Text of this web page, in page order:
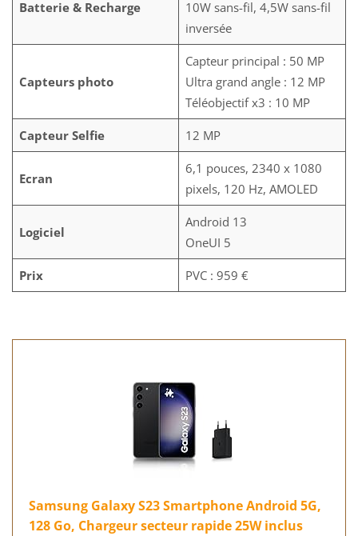
Batterie & Recharge
10W sans-fil, 4,5W sans-fil
inversée
Capteurs photo
Capteur principal : 50 MP
Ultra grand angle : 12 MP
Téléobjectif x3 : 10 MP
Capteur Selfie 12 MP
Ecran
6,1 pouces, 2340 x 1080
pixels, 120 Hz, AMOLED
Logiciel
Android 13
OneUI 5
Prix PVC : 959 €
Samsung Galaxy S23 Smartphone Android 5G,
128 Go, Chargeur secteur rapide 25W inclus